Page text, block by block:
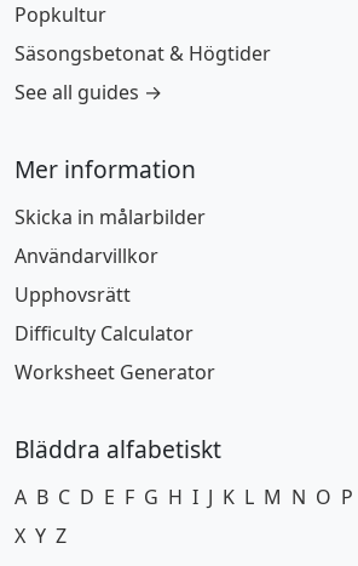
Popkultur
Säsongsbetonat & Högtider
See all guides →
Mer information
Skicka in målarbilder
Användarvillkor
Upphovsrätt
Difficulty Calculator
Worksheet Generator
Bläddra alfabetiskt
A B C D E F G H I J K L M N O P
X Y Z